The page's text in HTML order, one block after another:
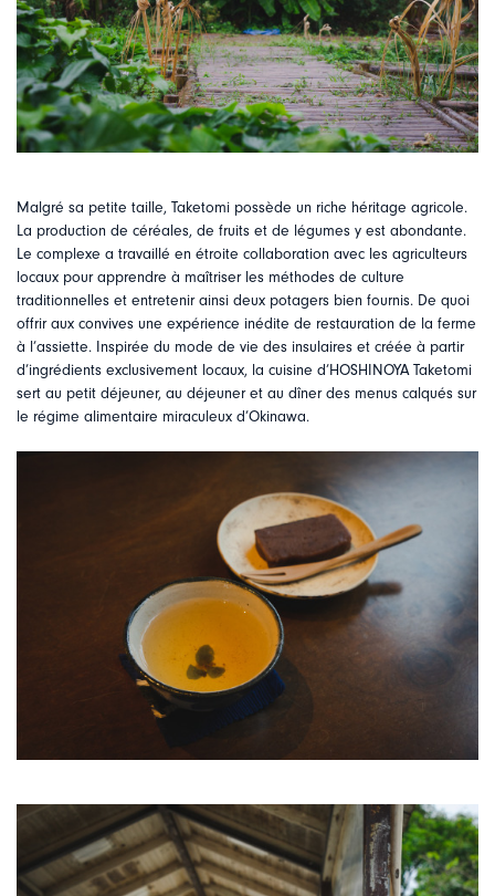
Malgré sa petite taille, Taketomi possède un riche héritage agricole.
La production de céréales, de fruits et de légumes y est abondante.
Le complexe a travaillé en étroite collaboration avec les agriculteurs
locaux pour apprendre à maîtriser les méthodes de culture
traditionnelles et entretenir ainsi deux potagers bien fournis. De quoi
offrir aux convives une expérience inédite de restauration de la ferme
à l’assiette. Inspirée du mode de vie des insulaires et créée à partir
d’ingrédients exclusivement locaux, la cuisine d’HOSHINOYA Taketomi
sert au petit déjeuner, au déjeuner et au dîner des menus calqués sur
le régime alimentaire miraculeux d’Okinawa.